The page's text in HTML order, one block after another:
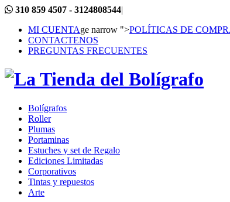
310 859 4507 - 3124808544|
MI CUENTAge narrow ">POLÍTICAS DE
CONTACTENOS
PREGUNTAS FRECUENTES
Bolígrafos
Roller
Plumas
Portaminas
Estuches y set de Regalo
Ediciones Limitadas
Corporativos
Tintas y repuestos
Arte